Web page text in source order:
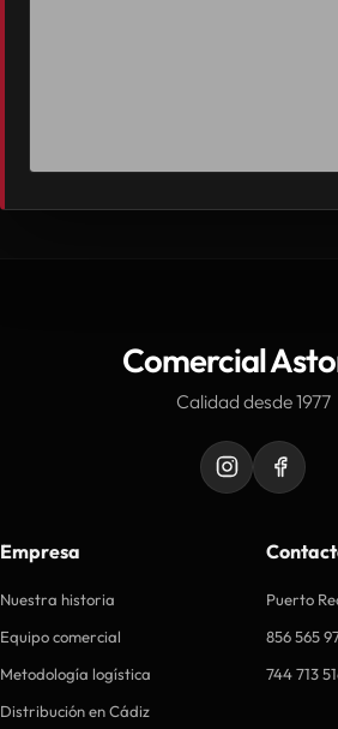
Comercial
Calidad desde 1977
Empresa
Nuestra historia
Equipo comercial
Metodología logística
Distribución en Cádiz
Puerto
856 565
744 713